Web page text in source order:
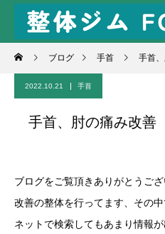
ブログ 手首 手首
2022.10.21 手首
手首、肘の痛み改善
ブログをご覧頂きありがとうご
改善の整体を行ってます、その
ネットで検索してもあまり情報